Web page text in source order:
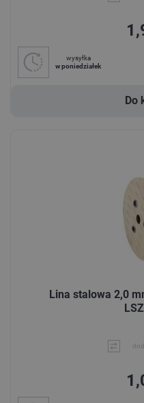
wysyłka
w poniedziałek
Do
Lina stalowa 2,0